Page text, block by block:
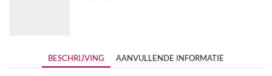
BESCHRIJVING AANVULLENDE INFORMATIE